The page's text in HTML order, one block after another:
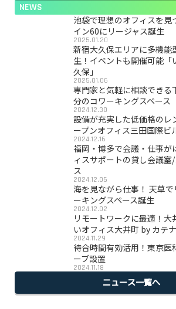
NEWS
池袋で理想のオフィスを見
イン60にリージャス誕生
2025.01.20
新宿大久保エリアに多機能
生！イベントも開催可能「
久保」
2025.01.06
専門家と気軽に相談できる
分のコワーキングスペース
2024.12.30
設備が充実した低価格のレ
ープンオフィス三田国際ビ
2024.12.16
福岡・博多で会議・仕事が
ィスサポートの貸し会議室
ス
2024.12.05
海を見ながら仕事！ 天草
ーキングスペース誕生
2024.12.02
リモートワークに最適！大
いオフィス大井町 by カテナ
2024.11.29
待合時間有効活用！東京医
ーブ設置
2024.11.18
ニュース一覧へ